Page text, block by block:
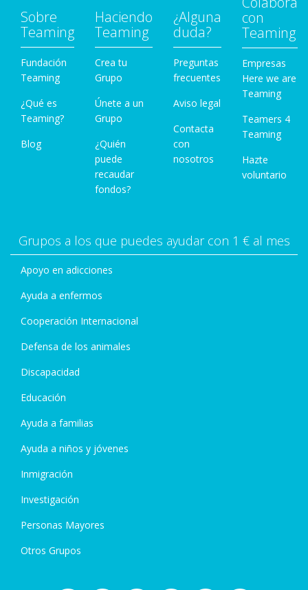
Sobre
Teaming
Fundación
Teaming
¿Qué es
Teaming?
Blog
Haciendo
Teaming
Crea tu
Grupo
Únete a un
Grupo
¿Quién
puede
recaudar
fondos?
¿Alguna
duda?
Preguntas
frecuentes
Aviso legal
Contacta
con
nosotros
con
Teaming
Empresas
Here we are
Teaming
Teamers 4
Teaming
Hazte
voluntario
Grupos a los que puedes ayudar con 1 € al mes
Apoyo en adicciones
Ayuda a enfermos
Cooperación Internacional
Defensa de los animales
Discapacidad
Educación
Ayuda a familias
Ayuda a niños y jóvenes
Inmigración
Investigación
Personas Mayores
Otros Grupos